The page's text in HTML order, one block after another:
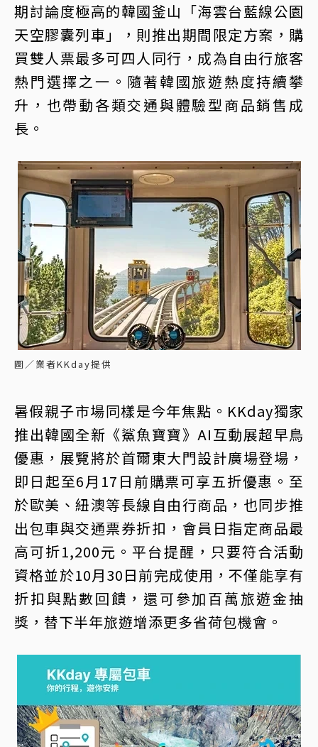
期討論度極高的韓國釜山「海雲台藍線公園
天空膠囊列車」，則推出期間限定方案，購
買雙人票最多可四人同行，成為自由行旅客
熱門選擇之一。隨著韓國旅遊熱度持續攀
升，也帶動各類交通與體驗型商品銷售成
長。
圖／業者KKday提供
暑假親子市場同樣是今年焦點。KKday獨家
推出韓國全新《鯊魚寶寶》AI互動展超早鳥
優惠，展覽將於首爾東大門設計廣場登場，
即日起至6月17日前購票可享五折優惠。至
於歐美、紐澳等長線自由行商品，也同步推
出包車與交通票券折扣，會員日指定商品最
高可折1,200元。平台提醒，只要符合活動
資格並於10月30日前完成使用，不僅能享有
折扣與點數回饋，還可參加百萬旅遊金抽
獎，替下半年旅遊增添更多省荷包機會。